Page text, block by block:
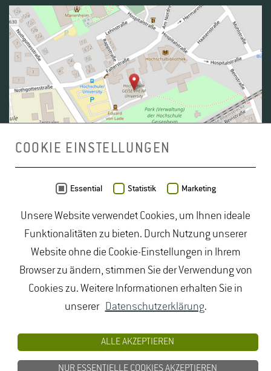
OpenStreetMap - Veröffentlicht unterODbL
duales Studium Gartenbau| Gartenbau Studium|
Lebensmittelrecht Studium|Lebensmittelsicherheit
Studium| Naturschutz Studium|Oenologie
Studium| Studiengang Logistik|Studiengänge
Lebensmittel |Studiengänge Natur| Studiengänge
Studium Landschaftsarchitektur
Studium Lebensmittel|Studium
COOKIE EINSTELLUNGEN
Essential Statistik Marketing
Unsere Website verwendet Cookies, um Ihnen ideale
Funktionalitäten zu bieten. Durch Nutzung unserer
Website ohne die Cookie-Einstellungen in Ihrem
Browser zu ändern, stimmen Sie der Verwendung von
Cookies zu. Weitere Informationen erhalten Sie in
unserer Datenschutzerklärung.
ALLE AKZEPTIEREN
NUR ESSENTIELLE COOKIES AKZEPTIEREN